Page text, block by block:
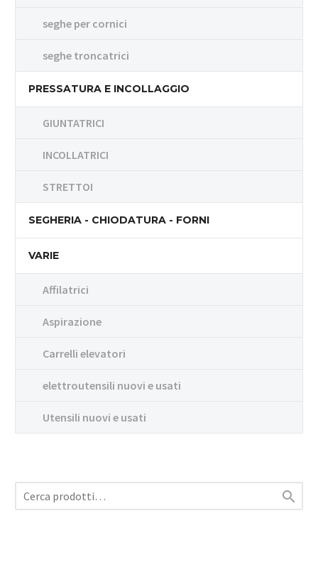
seghe per cornici
seghe troncatrici
PRESSATURA E INCOLLAGGIO
GIUNTATRICI
INCOLLATRICI
STRETTOI
SEGHERIA - CHIODATURA - FORNI
VARIE
Affilatrici
Aspirazione
Carrelli elevatori
elettroutensili nuovi e usati
Utensili nuovi e usati
